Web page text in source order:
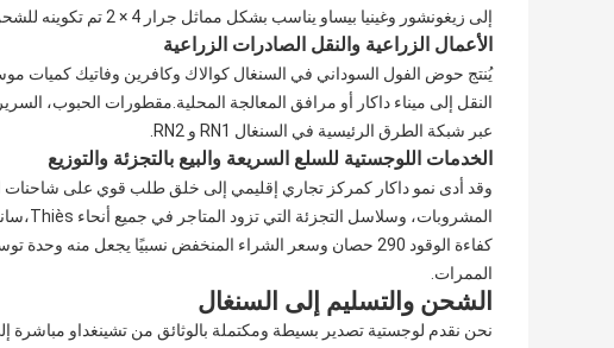
إلى زيغونشور وغينيا بيساو يناسب بشكل مماثل جرار 4 × 2 تم تكوينه للشحن العام.
الأعمال الزراعية والنقل الصادرات الزراعية
يُنتج حوض الفول السوداني في السنغال كوالاك وكافرين وفاتيك كميات
النقل إلى ميناء داكار أو مرافق المعالجة المحلية.مقطورات الحبوب،
عبر شبكة الطرق الرئيسية في السنغال RN1 و RN2.
الخدمات اللوجستية للسلع السريعة والبيع بالتجزئة والتوزيع
وقد أدى نمو داكار كمركز تجاري إقليمي إلى خلق طلب قوي على شاحنات
كفاءة الوقود 290 حصان وسعر الشراء المنخفض نسبيًا يجعل
الممرات.
الشحن والتسليم إلى السنغال
نحن نقدم لوجستية تصدير بسيطة ومكتملة بالوثائق من تشينغداو مباشرة